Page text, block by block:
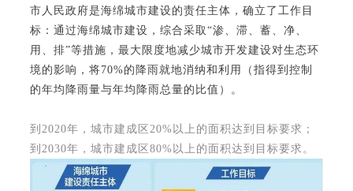
市人民政府是海绵城市建设的责任主体，确立了工作目
标：通过海绵城市建设，综合采取 “渗、滞、蓄、净、
用、排”等措施，最大限度地减少城市开发建设对生态环
境的影响，将70%的降雨就地消纳和利用（指得到控制
的年均降雨量与年均降雨总量的比值）。
到2020年，城市建成区20%以上的面积达到目标要求；
到2030年，城市建成区80%以上的面积达到目标要求。